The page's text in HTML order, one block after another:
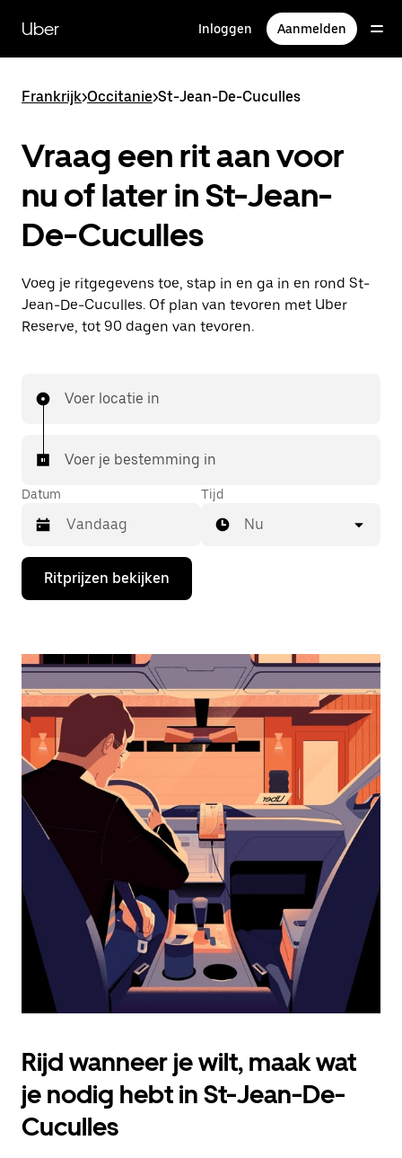
naar
hoofdinhoud
Uber Inloggen Aanmelden
Frankrijk>Occitanie>St-Jean-De-Cuculles
Vraag een rit aan voor
nu of later in St-Jean-
De-Cuculles
Voeg je ritgegevens toe, stap in en ga in en rond St-
Jean-De-Cuculles. Of plan van tevoren met Uber
Reserve, tot 90 dagen van tevoren.
Voer locatie in
Voer je bestemming in
Datum
Druk
de
de
te
openen
een
datum
te
selecteren.
Druk
Escape
agenda
te
sluiten.
Tijd
Nu
Ritprijzen bekijken
Rijd wanneer je wilt, maak wat
je nodig hebt in St-Jean-De-
Cuculles